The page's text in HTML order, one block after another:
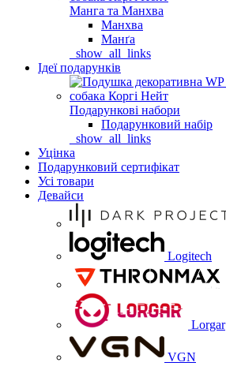
Манга та Манхва
Манхва
Манґа
_show_all_links
Ідеї подарунків
Подарункові набори
Подарунковий набір
_show_all_links
Уцінка
Подарунковий сертифікат
Усі товари
Девайси
Logitech
Lorgar
VGN